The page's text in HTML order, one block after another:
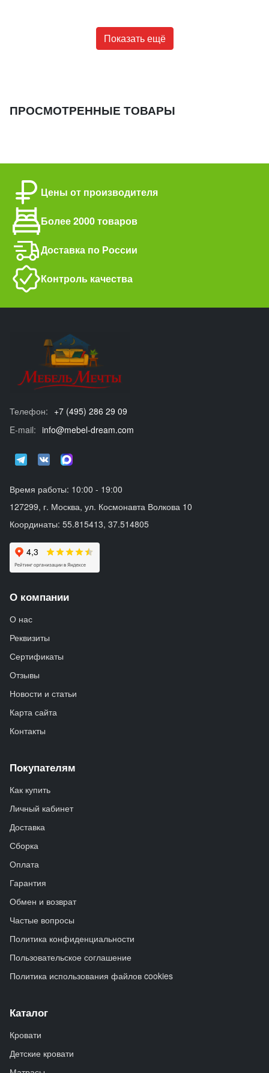
Показать ещё
ПРОСМОТРЕННЫЕ ТОВАРЫ
Цены от производителя
Более 2000 товаров
Доставка по России
Контроль качества
Телефон: +7 (495) 286 29 09
E-mail: info@mebel-dream.com
Время работы: 10:00 - 19:00
127299, г. Москва, ул. Космонавта Волкова 10
Координаты: 55.815413, 37.514805
О компании
О нас
Реквизиты
Сертификаты
Отзывы
Новости и статьи
Карта сайта
Контакты
Покупателям
Как купить
Личный кабинет
Доставка
Сборка
Оплата
Гарантия
Обмен и возврат
Частые вопросы
Политика конфиденциальности
Пользовательское соглашение
Политика использования файлов cookies
Каталог
Кровати
Детские кровати